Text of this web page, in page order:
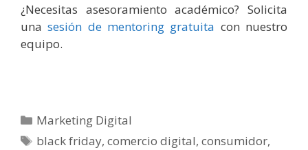
¿Necesitas asesoramiento académico? Solicita
unasesión de mentoring gratuita con nuestro
equipo.
Categorías
Marketing Digital
Etiquetas
black friday,comercio digital,consumidor,